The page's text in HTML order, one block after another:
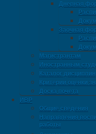
Дневная
Заочная
Магистрантам
Иностранным
Каталог дисциплин
Критерии оценки
Доска почета
ИВР
Общие сведения
Направления
работы